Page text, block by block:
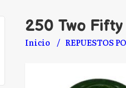
250 Two Fifty
Inicio REPUESTOS